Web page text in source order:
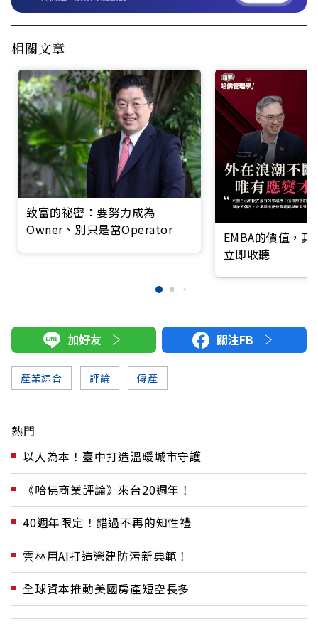
相關文章
致富的祕密：要努力成為
Owner、別只是當Operator
EMBA的價值，
立即收聽
加好友 關注FB
產業綜合 評論 傳產
熱門
以人為本！臺中打造溫暖城市守護
《哈佛商業評論》來台20週年！
40週年限定！錯過不再的知性禮
雲林用AI打造營建防污新典範！
全球資本推動美國房產短空長多